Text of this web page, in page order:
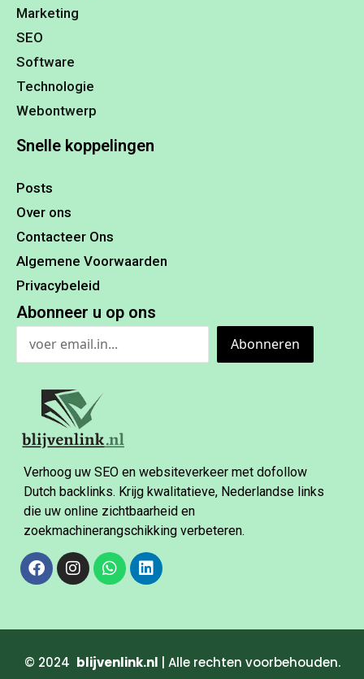
Marketing
SEO
Software
Technologie
Webontwerp
Snelle koppelingen
Posts
Over ons
Contacteer Ons
Algemene Voorwaarden
Privacybeleid
Abonneer u op ons
Abonneren
Verhoog uw SEO en websiteverkeer met dofollow
Dutch backlinks. Krijg kwalitatieve, Nederlandse links
die uw online zichtbaarheid en
zoekmachinerangschikking verbeteren.
© 2024 blijvenlink.nl | Alle rechten voorbehouden.